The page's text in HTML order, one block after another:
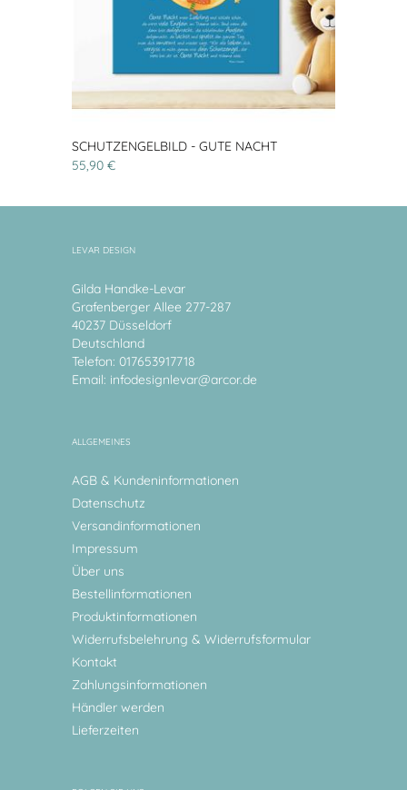
SCHUTZENGELBILD - GUTE NACHT
55,90 €
LEVAR DESIGN
Gilda Handke-Levar
Grafenberger Allee 277-287
40237 Düsseldorf
Deutschland
Telefon: 017653917718
Email: infodesignlevar@arcor.de
ALLGEMEINES
AGB & Kundeninformationen
Datenschutz
Versandinformationen
Impressum
Über uns
Bestellinformationen
Produktinformationen
Widerrufsbelehrung & Widerrufsformular
Kontakt
Zahlungsinformationen
Händler werden
Lieferzeiten